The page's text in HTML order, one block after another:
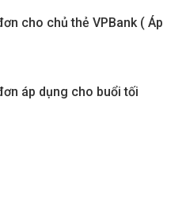
cho chủ thẻ VPBank ( Áp
áp dụng cho buổi tối